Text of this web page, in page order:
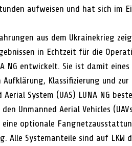
aufweisen und hat sich im
aus dem Ukrainekrieg
in Echtzeit für die
NG entwickelt. Sie ist damit
Klassifizierung und
Aerial System (UAS) LUNA NG
Unmanned Aerial Vehicles
optionale
Alle Systemanteile sind auf LKW